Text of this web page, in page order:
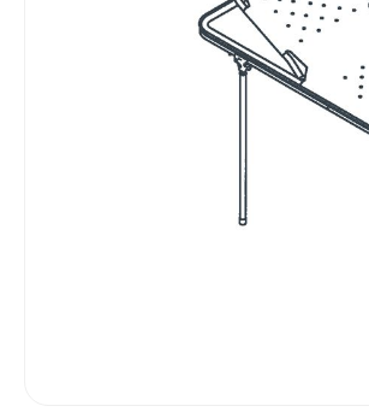
Hygiène & Désinfection
Soins d'incontinence